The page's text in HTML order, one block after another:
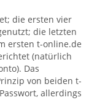
die ersten vier
die letzten
ersten t-online.de
(natürlich
Das
von beiden t-
allerdings